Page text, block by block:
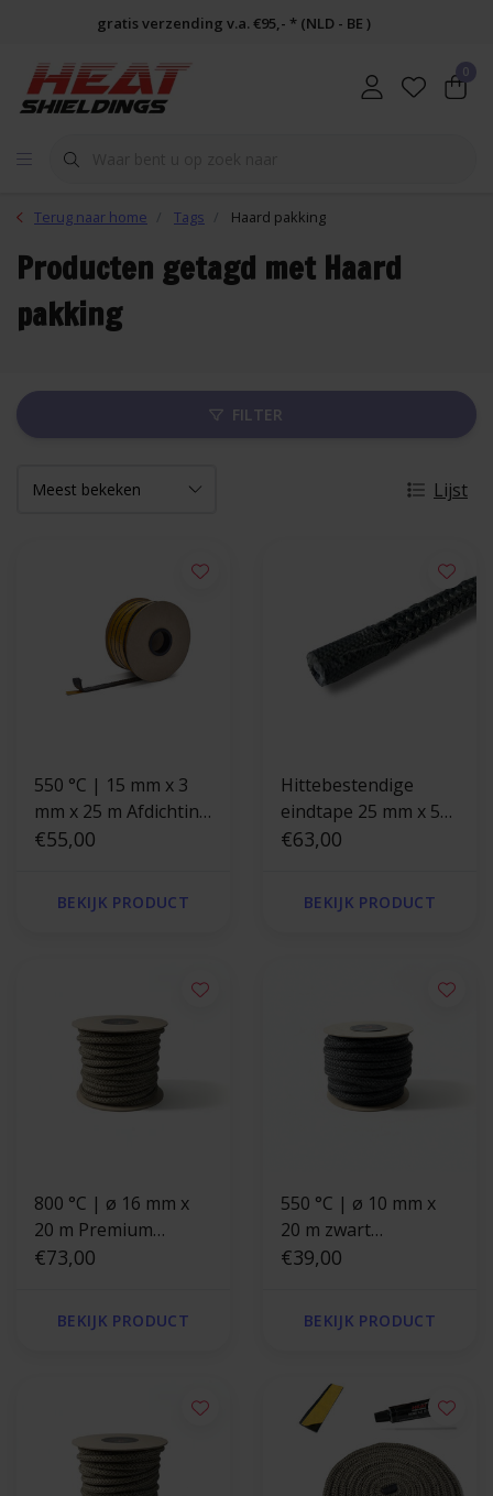
gratis verzending v.a. €95,- * (NLD - BE )
0
Terug naar home Tags Haard pakking
Producten getagd met Haard
pakking
FILTER
Lijst
550 °C | 15 mm x 3
mm x 25 m Afdichting
| Kachelkoord plat
€55,00
BEKIJK PRODUCT
Hittebestendige
eindtape 25 mm x 50
m
€63,00
BEKIJK PRODUCT
800 °C | ø 16 mm x
20 m Premium
kachelkoord rond
€73,00
BEKIJK PRODUCT
550 °C | ø 10 mm x
20 m zwart
kachelkoord rond
€39,00
BEKIJK PRODUCT